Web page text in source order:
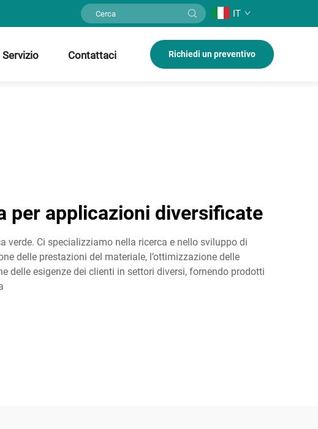
IT
Servizio Contattaci Richiedi un preventivo
per applicazioni diversificate
Ci specializziamo nella ricerca e nello sviluppo di
delle prestazioni del materiale, l’ottimizzazione delle
esigenze dei clienti in settori diversi, fornendo prodotti